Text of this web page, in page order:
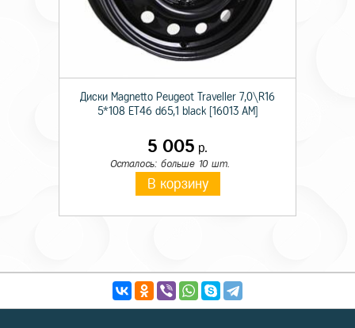
Диски Magnetto Peugeot Traveller 7,0\R16
5*108 ET46 d65,1 black [16013 AM]
5 005 р.
Осталось: больше 10 шт.
В корзину